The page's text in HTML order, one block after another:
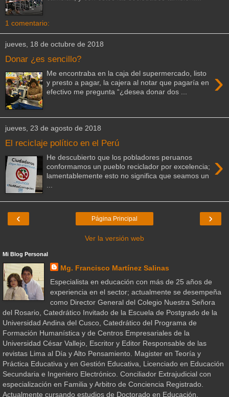
1 comentario:
jueves, 18 de octubre de 2018
Donar ¿es sencillo?
›
Me encontraba en la caja del supermercado, listo
y presto a pagar, la cajera al notar que pagaría en
efectivo me pregunta “¿desea donar dos ...
jueves, 23 de agosto de 2018
El reciclaje político en el Perú
›
He descubierto que los pobladores peruanos
conformamos un pueblo reciclador por excelencia;
lamentablemente esto no significa que seamos un
...
‹ ›
Página Principal
Ver la versión web
Mi Blog Personal
Mg. Francisco Martínez Salinas
Especialista en educación con más de 25 años de
experiencia en el sector; actualmente se desempeña
como Director General del Colegio Nuestra Señora
del Rosario, Catedrático Invitado de la Escuela de Postgrado de la
Universidad Andina del Cusco, Catedrático del Programa de
Formación Humanística y de Centros Empresariales de la
Universidad César Vallejo, Escritor y Editor Responsable de las
revistas Lima al Día y Alto Pensamiento. Magister en Teoría y
Práctica Educativa y en Gestión Educativa, Licenciado en Educación
Secundaria e Ingeniero Electrónico. Conciliador Extrajudicial con
especialización en Familia y Arbitro de Conciencia Registrado.
Actualmente cursando estudios de Doctorado en Educación.